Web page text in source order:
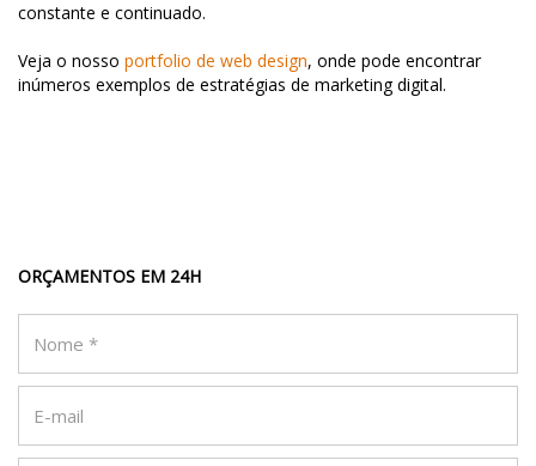
constante e continuado.
Veja o nosso portfolio de web design, onde pode encontrar
inúmeros exemplos de estratégias de marketing digital.
ORÇAMENTOS EM 24H